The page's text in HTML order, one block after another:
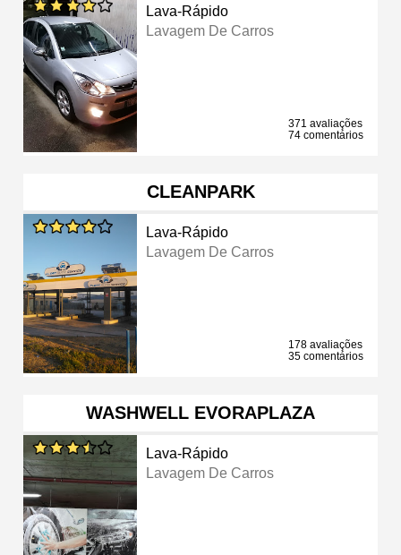
Lava-Rápido
Lavagem De Carros
371 avaliações
74 comentários
CLEANPARK
Lava-Rápido
Lavagem De Carros
178 avaliações
35 comentários
WASHWELL EVORAPLAZA
Lava-Rápido
Lavagem De Carros